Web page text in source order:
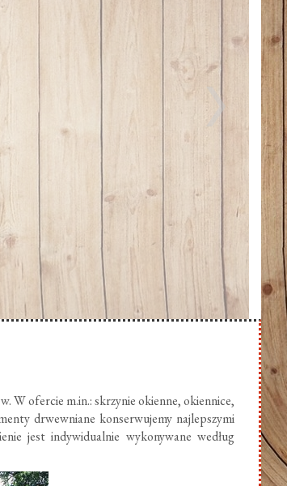
W ofercie m.in.: skrzynie okienne, okiennice,
drwewniane konserwujemy najlepszymi
jest indywidualnie wykonywane według